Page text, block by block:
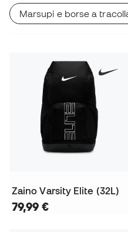
Marsupi e borse a
Zaino Varsity Elite (32L)
79,99 €